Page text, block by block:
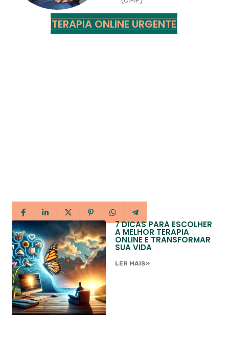
TERAPIA ONLINE URGENTE
7 DICAS PARA ESCOLHER
A MELHOR TERAPIA
ONLINE E TRANSFORMAR
SUA VIDA
LER MAIS»